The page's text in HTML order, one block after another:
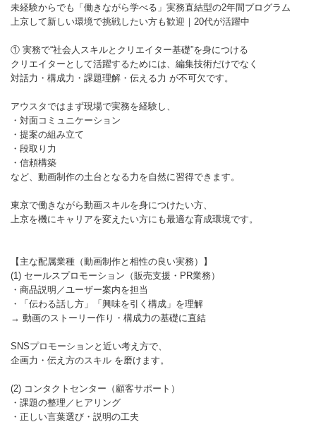
未経験からでも「働きながら学べる」実務直結型の2年間プログラム
上京して新しい環境で挑戦したい方も歓迎｜20代が活躍中
① 実務で“社会人スキルとクリエイター基礎”を身につける
クリエイターとして活躍するためには、編集技術だけでなく
対話力・構成力・課題理解・伝える力 が不可欠です。
アウスタではまず現場で実務を経験し、
・対面コミュニケーション
・提案の組み立て
・段取り力
・信頼構築
など、動画制作の土台となる力を自然に習得できます。
東京で働きながら動画スキルを身につけたい方、
上京を機にキャリアを変えたい方にも最適な育成環境です。
【主な配属業種（動画制作と相性の良い実務）】
(1) セールスプロモーション（販売支援・PR業務）
・商品説明／ユーザー案内を担当
・「伝わる話し方」「興味を引く構成」を理解
→ 動画のストーリー作り・構成力の基礎に直結
SNSプロモーションと近い考え方で、
企画力・伝え方のスキル を磨けます。
(2) コンタクトセンター（顧客サポート）
・課題の整理／ヒアリング
・正しい言葉選び・説明の工夫